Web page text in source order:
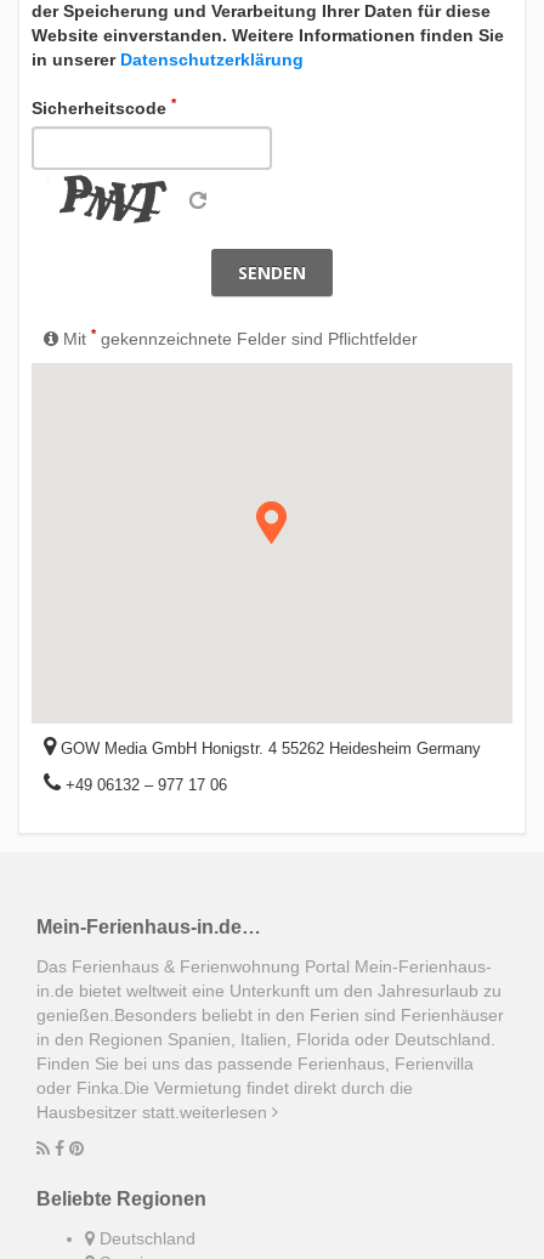
der Speicherung und Verarbeitung Ihrer Daten für diese
Website einverstanden. Weitere Informationen finden Sie
in unserer Datenschutzerklärung
Sicherheitscode *
SENDEN
Mit * gekennzeichnete Felder sind Pflichtfelder
GOW Media GmbH Honigstr. 4 55262 Heidesheim Germany
+49 06132 – 977 17 06
Mein-Ferienhaus-in.de…
Das Ferienhaus & Ferienwohnung Portal Mein-Ferienhaus-
in.de bietet weltweit eine Unterkunft um den Jahresurlaub zu
genießen.Besonders beliebt in den Ferien sind Ferienhäuser
in den Regionen Spanien, Italien, Florida oder Deutschland.
Finden Sie bei uns das passende Ferienhaus, Ferienvilla
oder Finka.Die Vermietung findet direkt durch die
Hausbesitzer statt. weiterlesen
Beliebte Regionen
Deutschland